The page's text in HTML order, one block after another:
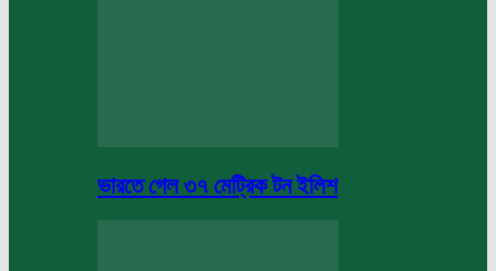
ভারতে গেল ৩৭ মেট্রিক টন ইলিশ